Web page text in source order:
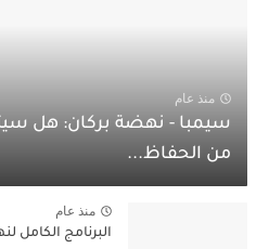
منذ عام
سيمبا - نهضة بركان: هل
من الحفاظ...
منذ عام
البرنامج الكامل